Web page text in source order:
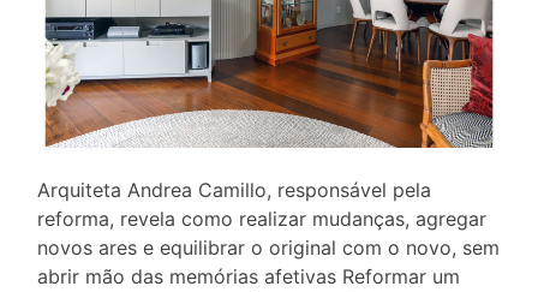
Arquiteta Andrea Camillo, responsável pela
reforma, revela como realizar mudanças, agregar
novos ares e equilibrar o original com o novo, sem
abrir mão das memórias afetivas Reformar um